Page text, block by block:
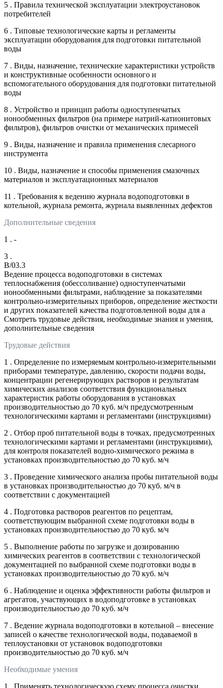
5 . Правила технической эксплуатации электроустановок
потребителей
6 . Типовые технологические карты и регламенты
эксплуатации оборудования для подготовки питательной
воды
7 . Виды, назначение, технические характеристики устройств
и конструктивные особенности основного и
вспомогательного оборудования для подготовки питательной
воды
8 . Устройство и принцип работы одноступенчатых
ионообменных фильтров (на примере натрий-катионитовых
фильтров), фильтров очистки от механических примесей
9 . Виды, назначение и правила применения слесарного
инструмента
10 . Виды, назначение и способы применения смазочных
материалов и эксплуатационных материалов
11 . Требования к ведению журнала водоподготовки в
котельной, журнала ремонта, журнала выявленных дефектов
Дополнительные сведения
1 . -
3 .
B/03.3
Ведение процесса водоподготовки в системах
теплоснабжения (обессоливание) одноступенчатыми
ионообменными фильтрами, наблюдение за показателями
контрольно-измерительных приборов, определение жесткости
и других показателей качества подготовленной воды для а
Смотреть трудовые действия, необходимые знания и умения,
дополнительные сведения
Трудовые действия
1 . Определение по измеряемым контрольно-измерительными
приборами температуре, давлению, скорости подачи воды,
концентрации регенерирующих растворов и результатам
химических анализов соответствия функциональных
характеристик работы оборудования в установках
производительностью до 70 куб. м/ч предусмотренным
технологическими картами и регламентами (инструкциями)
2 . Отбор проб питательной воды в точках, предусмотренных
технологическими картами и регламентами (инструкциями),
для контроля показателей водно-химического режима в
установках производительностью до 70 куб. м/ч
3 . Проведение химического анализа пробы питательной воды
в установках производительностью до 70 куб. м/ч в
соответствии с документацией
4 . Подготовка растворов реагентов по рецептам,
соответствующим выбранной схеме подготовки воды в
установках производительностью до 70 куб. м/ч
5 . Выполнение работы по загрузке и дозированию
химических реагентов в соответствии с технологической
документацией по выбранной схеме подготовки воды в
установках производительностью до 70 куб. м/ч
6 . Наблюдение и оценка эффективности работы фильтров и
агрегатов, участвующих в водоподготовке в установках
производительностью до 70 куб. м/ч
7 . Ведение журнала водоподготовки в котельной – внесение
записей о качестве технологической воды, подаваемой в
теплоустановки от установок водоподготовки
производительностью до 70 куб. м/ч
Необходимые умения
1 . Применять технологическую схему процесса очистки